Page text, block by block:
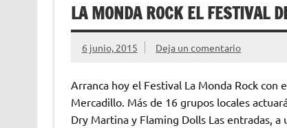
LA MONDA ROCK EL FESTIVAL
6 junio, 2015 Deja un comentario
Arranca hoy el Festival La Monda Rock
Mercadillo. Más de 16 grupos locales
Dry Martina y Flaming Dolls Las entradas,